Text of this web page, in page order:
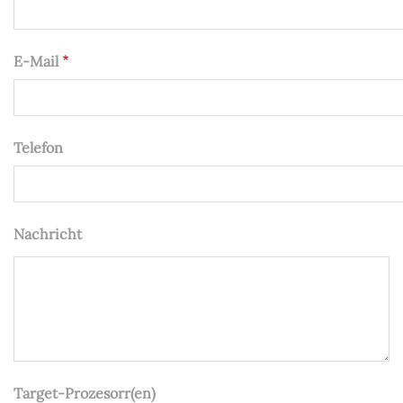
E-Mail
Telefon
Nachricht
Target-Prozesorr(en)